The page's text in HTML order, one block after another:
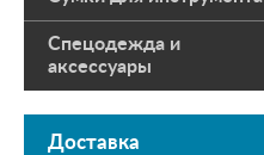
Спецодежда и
аксессуары
Доставка